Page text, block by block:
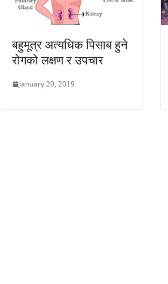
बहुमूत्र अत्यधिक पिसाब हुने
रोगको लक्षण र उपचार
January 20, 2019